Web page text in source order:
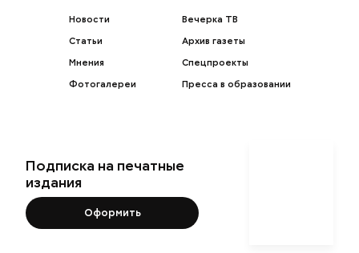
Новости
Статьи
Мнения
Фотогалереи
Вечерка ТВ
Архив газеты
Спецпроекты
Пресса в образовании
Подписка на печатные
издания
Оформить